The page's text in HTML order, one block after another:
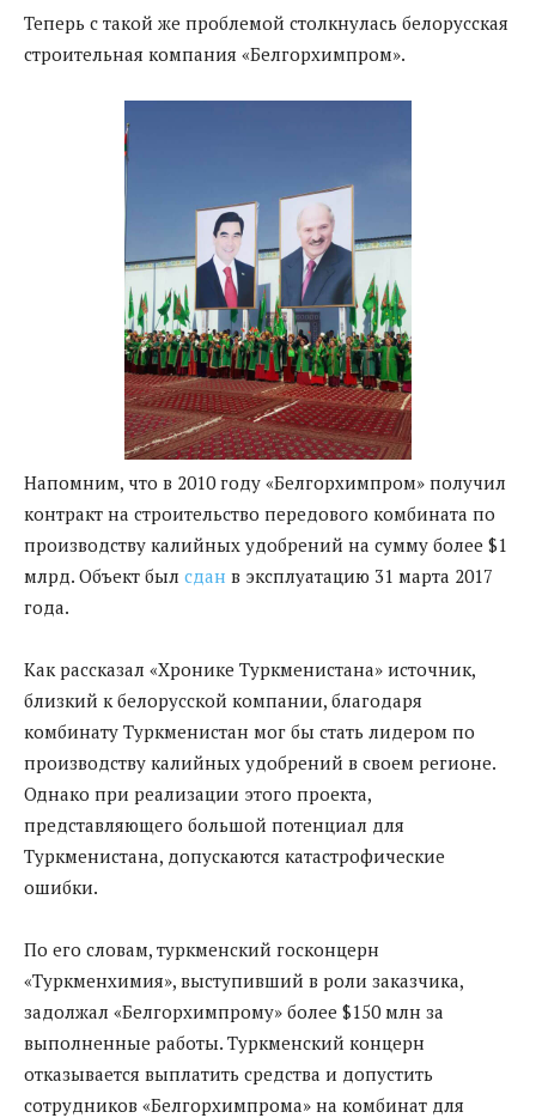
Теперь с такой же проблемой столкнулась белорусская
строительная компания «Белгорхимпром».
Напомним, что в 2010 году «Белгорхимпром» получил
контракт на строительство передового комбината по
производству калийных удобрений на сумму более $1
млрд. Объект был сдан в эксплуатацию 31 марта 2017
года.
Как рассказал «Хронике Туркменистана» источник,
близкий к белорусской компании, благодаря
комбинату Туркменистан мог бы стать лидером по
производству калийных удобрений в своем регионе.
Однако при реализации этого проекта,
представляющего большой потенциал для
Туркменистана, допускаются катастрофические
ошибки.
По его словам, туркменский госконцерн
«Туркменхимия», выступивший в роли заказчика,
задолжал «Белгорхимпрому» более $150 млн за
выполненные работы. Туркменский концерн
отказывается выплатить средства и допустить
сотрудников «Белгорхимпрома» на комбинат для